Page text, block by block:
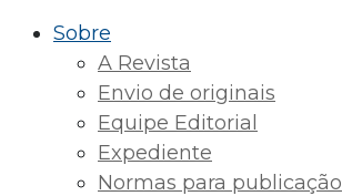
Sobre
A Revista
Envio de originais
Equipe Editorial
Expediente
Normas para publicação